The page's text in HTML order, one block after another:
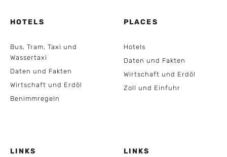
HOTELS
Bus, Tram, Taxi und
Wassertaxi
Daten und Fakten
Wirtschaft und Erdöl
Benimmregeln
PLACES
Hotels
Daten und Fakten
Wirtschaft und Erdöl
Zoll und Einfuhr
LINKS LINKS